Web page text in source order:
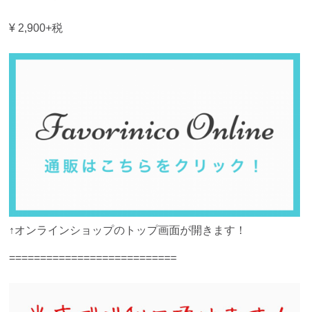
¥ 2,900+税
↑オンラインショップのトップ画面が開きます！
===========================